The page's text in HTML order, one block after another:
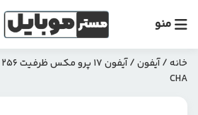
منو
خانه/آیفون
CHA